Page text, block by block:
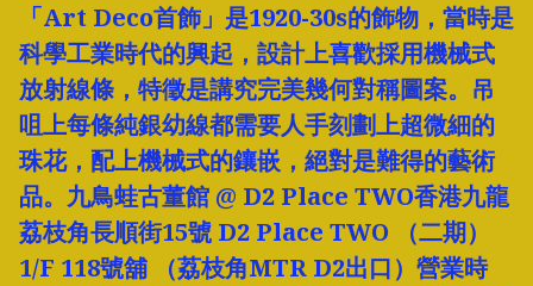
「Art Deco首飾」是1920-30s的飾物，當時是
科學工業時代的興起，設計上喜歡採用機械式
放射線條，特徵是講究完美幾何對稱圖案。吊
咀上每條純銀幼線都需要人手刻劃上超微細的
珠花，配上機械式的鑲嵌，絕對是難得的藝術
品。九鳥蛙古董館 @ D2 Place TWO香港九龍
荔枝角長順街15號 D2 Place TWO （二期）
1/F 118號舖 （荔枝角MTR D2出口）營業時